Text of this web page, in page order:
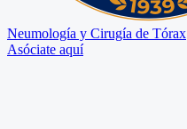
Neumología y Cirugía de Tórax
Asóciate aquí